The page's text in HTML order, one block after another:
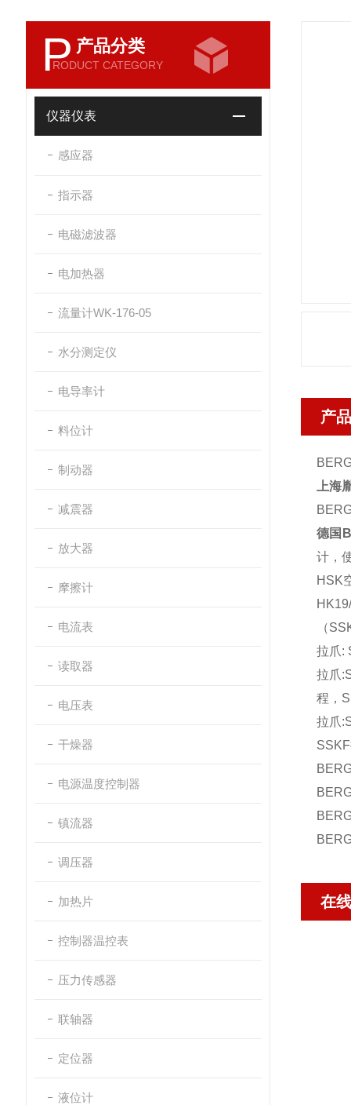
P 产品分类
RODUCT CATEGORY
仪器仪表
感应器
指示器
电磁滤波器
电加热器
流量计WK-176-05
水分测定仪
电导率计
料位计
制动器
减震器
放大器
摩擦计
电流表
读取器
电压表
干燥器
电源温度控制器
镇流器
调压器
加热片
控制器温控表
压力传感器
联轴器
定位器
液位计
产
上海
德国
计，
HSK
（
拉爪:
拉爪
程，
拉爪
在